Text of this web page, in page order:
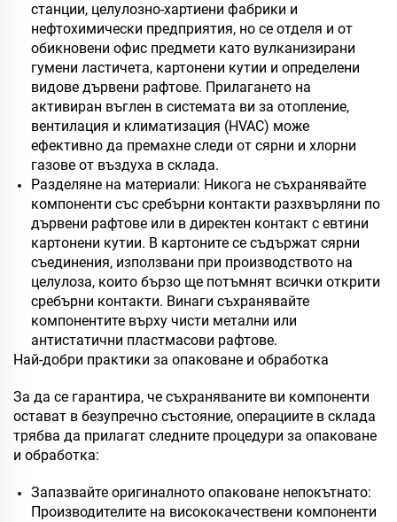
станции, целулозно-хартиени фабрики и
нефтохимически предприятия, но се отделя и от
обикновени офис предмети като вулканизирани
гумени ластичета, картонени кутии и определени
видове дървени рафтове. Прилагането на
активиран въглен в системата ви за отопление,
вентилация и климатизация (HVAC) може
ефективно да премахне следи от сярни и хлорни
газове от въздуха в склада.
Разделяне на материали: Никога не съхранявайте
компоненти със сребърни контакти разхвърляни по
дървени рафтове или в директен контакт с евтини
картонени кутии. В картоните се съдържат сярни
съединения, използвани при производството на
целулоза, които бързо ще потъмнят всички открити
сребърни контакти. Винаги съхранявайте
компонентите върху чисти метални или
антистатични пластмасови рафтове.
Най-добри практики за опаковане и обработка
За да се гарантира, че съхраняваните ви компоненти
остават в безупречно състояние, операциите в склада
трябва да прилагат следните процедури за опаковане
и обработка:
Запазвайте оригиналното опаковане непокътнато:
Производителите на висококачествени компоненти